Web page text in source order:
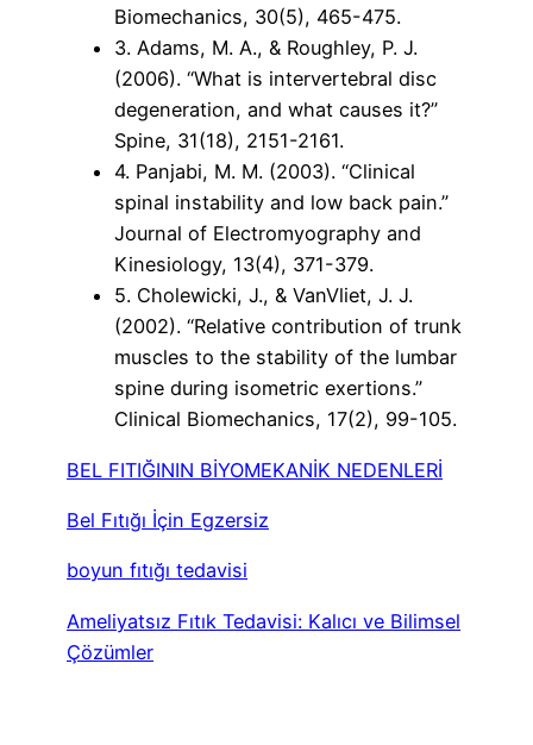
Biomechanics, 30(5), 465-475.
3. Adams, M. A., & Roughley, P. J.
(2006). “What is intervertebral disc
degeneration, and what causes it?”
Spine, 31(18), 2151-2161.
4. Panjabi, M. M. (2003). “Clinical
spinal instability and low back pain.”
Journal of Electromyography and
Kinesiology, 13(4), 371-379.
5. Cholewicki, J., & VanVliet, J. J.
(2002). “Relative contribution of trunk
muscles to the stability of the lumbar
spine during isometric exertions.”
Clinical Biomechanics, 17(2), 99-105.
BEL FITIĞININ BİYOMEKANİK NEDENLERİ
Bel Fıtığı İçin Egzersiz
boyun fıtığı tedavisi
Ameliyatsız Fıtık Tedavisi: Kalıcı ve Bilimsel
Çözümler